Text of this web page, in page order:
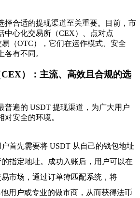
择合适的提现渠道至关重要。目前，市
中心化交易所（CEX）、点对点
易（OTC），它们在运作模式、安全
各有不同。
）：主流、高效且合规的选
普遍的 USDT 提现渠道，为广大用户
安全的环境。
户首先需要将 USDT 从自己的钱包地址
指定地址。成功入账后，用户可以在
市场，通过订单簿匹配系统，将
用户或专业的做市商，从而获得法币